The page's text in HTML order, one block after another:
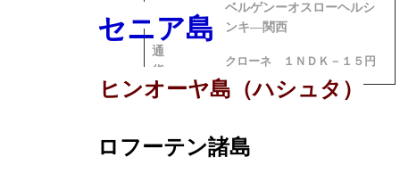
ロフーテン諸島
ヒンオーヤ島（ハシュタ）
セニア島
ベルゲンーオスローヘルシ
ンキ―関西
通
貨
クローネ １ＮＤＫ－１５円